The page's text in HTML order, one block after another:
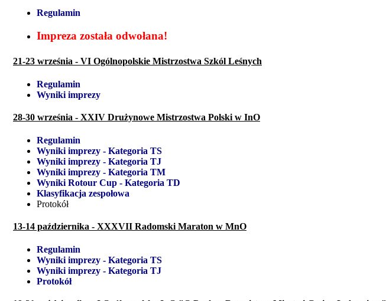
Regulamin
Impreza została odwołana!
21-23 września - VI Ogólnopolskie Mistrzostwa Szkól Leśnych
Regulamin
Wyniki imprezy
28-30 września - XXIV Drużynowe Mistrzostwa Polski w InO
Regulamin
Wyniki imprezy - Kategoria TS
Wyniki imprezy - Kategoria TJ
Wyniki imprezy - Kategoria TM
Wyniki Rotour Cup - Kategoria TD
Klasyfikacja zespołowa
Protokół
13-14 października - XXXVII Radomski Maraton w MnO
Regulamin
Wyniki imprezy - Kategoria TS
Wyniki imprezy - Kategoria TJ
Protokół